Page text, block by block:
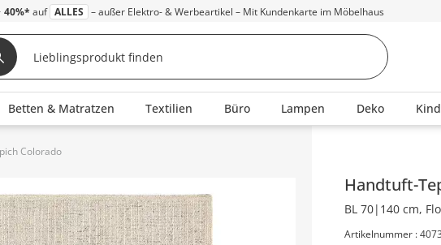
40%* auf ALLES – außer Elektro- & Werbeartikel – Mit Kundenkarte im Möbelhaus
Betten & Matratzen Textilien Büro Lampen Deko
Colorado
Handtuft-
BL 70|140 cm,
Artikelnummer :